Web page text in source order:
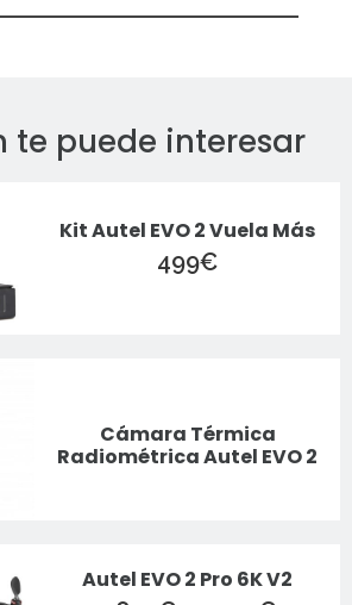
te puede interesar
Kit Autel EVO 2 Vuela Más
499€
Cámara Térmica
Radiométrica Autel EVO 2
Autel EVO 2 Pro 6K V2